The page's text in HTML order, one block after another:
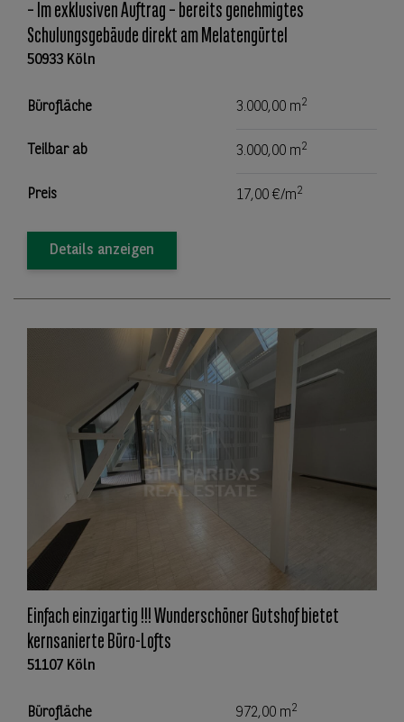
– Im exklusiven Auftrag – bereits genehmigtes
Schulungsgebäude direkt am Melatengürtel
50933 Köln
Bürofläche 3.000,00 m2
Teilbar ab 3.000,00 m2
Preis 17,00 €/m2
Details anzeigen
Einfach einzigartig !!! Wunderschöner Gutshof bietet
kernsanierte Büro-Lofts
51107 Köln
Bürofläche 972,00 m2